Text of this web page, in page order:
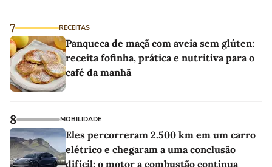
7 RECEITAS
Panqueca de maçã com aveia sem glúten:
receita fofinha, prática e nutritiva para o
café da manhã
8 MOBILIDADE
Eles percorreram 2.500 km em um carro
elétrico e chegaram a uma conclusão
difícil: o motor a combustão continua